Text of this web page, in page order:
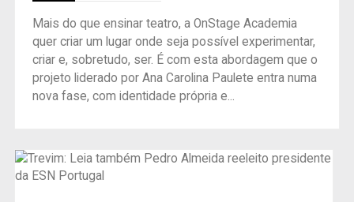
Mais do que ensinar teatro, a OnStage Academia
quer criar um lugar onde seja possível experimentar,
criar e, sobretudo, ser. É com esta abordagem que o
projeto liderado por Ana Carolina Paulete entra numa
nova fase, com identidade própria e...